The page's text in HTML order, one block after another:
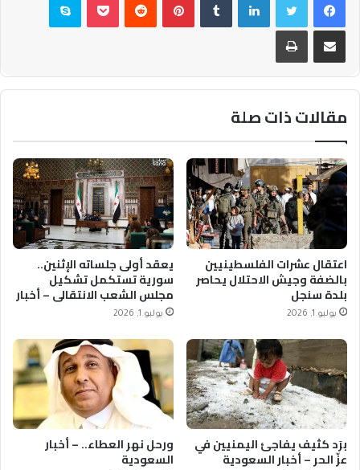
مشاركة عبر البريد طباعة
مقالات ذات صلة
اعتقال عشرات الفلسطينيين
بالضفة وجيش الاحتلال يحاصر
بلدة سنجل
يوليو 1, 2026
يعقد أولى جلساته الإثنين..
سورية تستكمل تشكيل
مجلس الشعب الانتقالي – أخبار
السعودية
يوليو 1, 2026
برَد كثيف يفاجئ اليمنيين في
عزّ الحر – أخبار السعودية
ورحل نهر العطاء.. – أخبار
السعودية